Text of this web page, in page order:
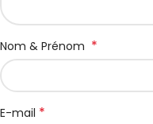
Nom & Prénom *
E-mail *